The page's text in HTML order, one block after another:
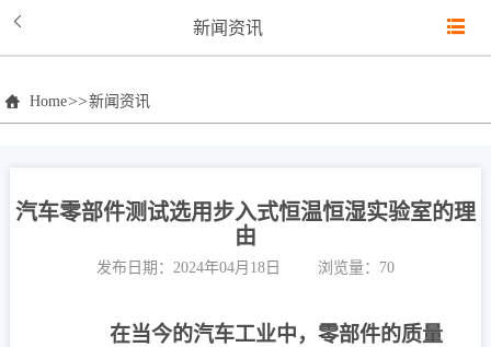
Home>>新闻资讯
汽车零部件测试选用步入式恒温恒湿实验室的理
由
发布日期：2024年04月18日 浏览量：70
在当今的汽车工业中，零部件的质量
新闻资讯